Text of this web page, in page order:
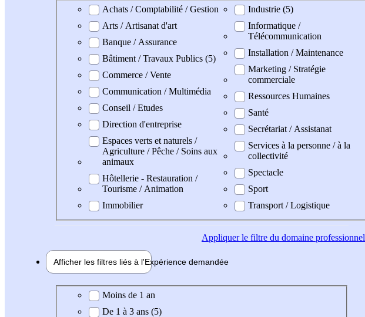
Domaine professionel
Achats / Comptabilité / Gestion
Arts / Artisanat d'art
Banque / Assurance
Bâtiment / Travaux Publics (5)
Commerce / Vente
Communication / Multimédia
Conseil / Etudes
Direction d'entreprise
Espaces verts et naturels /
Agriculture / Pêche / Soins aux
animaux
Hôtellerie - Restauration /
Tourisme / Animation
Immobilier
Industrie (5)
Informatique /
Télécommunication
Installation / Maintenance
Marketing / Stratégie
commerciale
Ressources Humaines
Santé
Secrétariat / Assistanat
Services à la personne / à la
collectivité
Spectacle
Sport
Transport / Logistique
Appliquerle filtre du domaine professionnel
Afficher les filtres liés à l'Expérience demandée
Expérience demandée
Moins de 1 an
De 1 à 3 ans (5)